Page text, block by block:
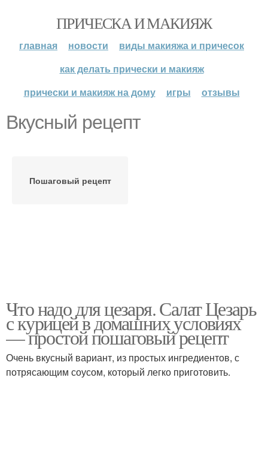
ПРИЧЕСКА И МАКИЯЖ
главная новости
виды макияжа и причесок
как делать прически и макияж
прически и макияж на дому
игры отзывы
Вкусный рецепт
Пошаговый рецепт
Что надо для цезаря. Салат Цезарь
с курицей в домашних условиях
— простой пошаговый рецепт
Очень вкусный вариант, из простых ингредиентов, с
потрясающим соусом, который легко приготовить.